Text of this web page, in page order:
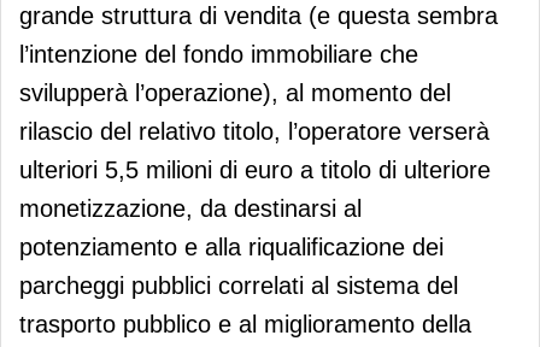
grande struttura di vendita (e questa sembra
l’intenzione del fondo immobiliare che
svilupperà l’operazione), al momento del
rilascio del relativo titolo, l’operatore verserà
ulteriori 5,5 milioni di euro a titolo di ulteriore
monetizzazione, da destinarsi al
potenziamento e alla riqualificazione dei
parcheggi pubblici correlati al sistema del
trasporto pubblico e al miglioramento della